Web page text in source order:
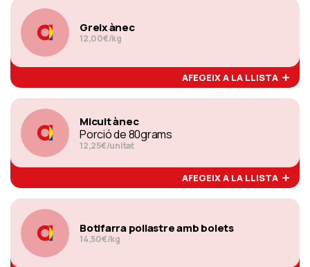
Greix ànec
12,00€/kg
AFEGEIX A LA LLISTA
Micuit ànec
Porció de 80grams
12,25€/unitat
AFEGEIX A LA LLISTA
Botifarra pollastre amb bolets
14,50€/kg